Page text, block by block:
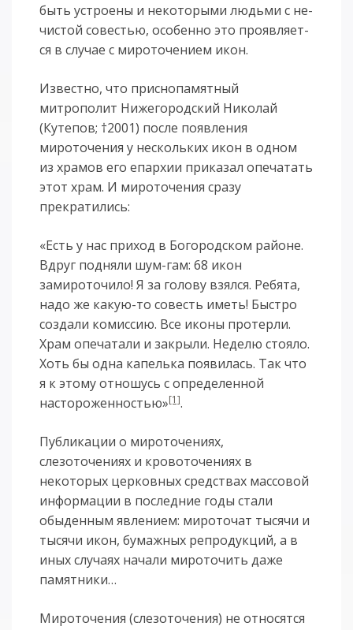
быть устро­е­ны и не­ко­то­ры­ми людь­ми с не­
чи­стой со­ве­стью, осо­бен­но это про­яв­ля­ет­
ся в слу­чае с ми­ро­то­че­ни­ем икон.
Известно, что приснопамятный
митрополит Нижегородский Николай
(Кутепов; †2001) после появления
мироточения у нескольких икон в одном
из храмов его епархии приказал опечатать
этот храм. И мироточения сразу
прекратились:
«Есть у нас приход в Богородском районе.
Вдруг подняли шум-гам: 68 икон
замироточило! Я за голову взялся. Ребята,
надо же какую-то совесть иметь! Быстро
создали комиссию. Все иконы протерли.
Храм опечатали и закрыли. Неделю стояло.
Хоть бы одна капелька появилась. Так что
я к этому отношусь с определенной
настороженностью»[1].
Публикации о мироточениях,
слезоточениях и кровоточениях в
некоторых церковных средствах массовой
информации в последние годы стали
обыденным явлением: мироточат тысячи и
тысячи икон, бумажных репродукций, а в
иных случаях начали мироточить даже
памятники…
Мироточения (слезоточения) не относятся